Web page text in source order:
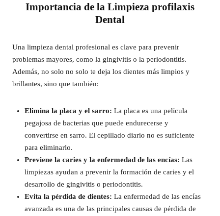
Importancia de la Limpieza profilaxis
Dental
Una limpieza dental profesional es clave para prevenir
problemas mayores, como la gingivitis o la periodontitis.
Además, no solo no solo te deja los dientes más limpios y
brillantes, sino que también:
Elimina la placa y el sarro: La placa es una película
pegajosa de bacterias que puede endurecerse y
convertirse en sarro. El cepillado diario no es suficiente
para eliminarlo.
Previene la caries y la enfermedad de las encías: Las
limpiezas ayudan a prevenir la formación de caries y el
desarrollo de gingivitis o periodontitis.
Evita la pérdida de dientes: La enfermedad de las encías
avanzada es una de las principales causas de pérdida de